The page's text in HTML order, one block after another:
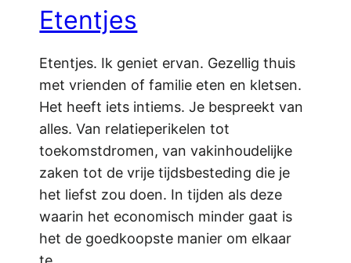
Etentjes
Etentjes. Ik geniet ervan. Gezellig thuis
met vrienden of familie eten en kletsen.
Het heeft iets intiems. Je bespreekt van
alles. Van relatieperikelen tot
toekomstdromen, van vakinhoudelijke
zaken tot de vrije tijdsbesteding die je
het liefst zou doen. In tijden als deze
waarin het economisch minder gaat is
het de goedkoopste manier om elkaar